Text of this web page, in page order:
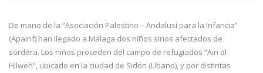
De mano de la “Asociación Palestino – Andalusí para la Infancia”
(Apainf) han llegado a Málaga dos niños sirios afectados de
sordera. Los niños proceden del campo de refugiados “Ain al
Hilweh”, ubicado en la ciudad de Sidón (Líbano), y por distintas